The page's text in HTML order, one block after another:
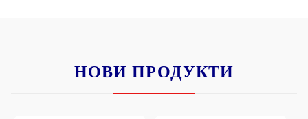
НОВИ ПРОДУКТИ